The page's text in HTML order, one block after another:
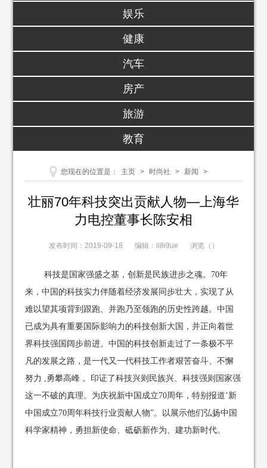
娱乐
健康
汽车
房产
旅游
教育
您现在的位置是： 主页 > 时尚社 > 新闻 >
壮丽70年科技突出贡献人物—上海华
力电控董事长陈安相
发布时间：2019-09-18 编辑：li8i9ue 浏览（ ）
科技是国家强盛之基，创新是民族进步之魂。70年
来，中国的科技实力伴随着经济发展同步壮大，实现了从
难以望其项背到跟跑、并跑乃至领跑的历史性跨越。中国
已成为具有重要国际影响力的科技创新大国，并正向着世
界科技强国阔步前进。中国的科技创新走过了一条极不平
凡的发展之路，是一代又一代科技工作者艰苦奋斗、不懈
努力 ,勇攀高峰 。印证了科技兴则民族兴、科技强则国家强
这一不破的真理。为庆祝新中国成立70周年，特别报道’新
中国成立70周年科技行业贡献人物”。以展示他们弘扬中国
科学家精神，勇担新使命、砥砺新作为、建功新时代。